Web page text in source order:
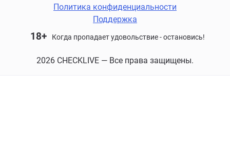
Политика конфиденциальности
Поддержка
18+ Когда пропадает удовольствие - остановись!
2026 CHECKLIVE — Все права защищены.